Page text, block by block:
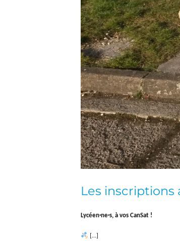
Les inscriptions
Lycéen·ne·s, à vos CanSat !
[…]